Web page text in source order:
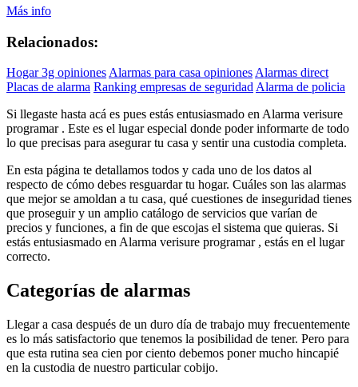
Más info
Relacionados:
Hogar 3g opiniones Alarmas para casa opiniones Alarmas direct
Placas de alarma Ranking empresas de seguridad Alarma de policia
Si llegaste hasta acá es pues estás entusiasmado en Alarma verisure
programar . Este es el lugar especial donde poder informarte de todo
lo que precisas para asegurar tu casa y sentir una custodia completa.
En esta página te detallamos todos y cada uno de los datos al
respecto de cómo debes resguardar tu hogar. Cuáles son las alarmas
que mejor se amoldan a tu casa, qué cuestiones de inseguridad tienes
que proseguir y un amplio catálogo de servicios que varían de
precios y funciones, a fin de que escojas el sistema que quieras. Si
estás entusiasmado en Alarma verisure programar , estás en el lugar
correcto.
Categorías de alarmas
Llegar a casa después de un duro día de trabajo muy frecuentemente
es lo más satisfactorio que tenemos la posibilidad de tener. Pero para
que esta rutina sea cien por ciento debemos poner mucho hincapié
en la custodia de nuestro particular cobijo.